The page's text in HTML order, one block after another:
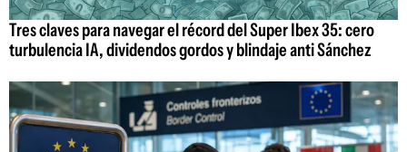
Tres claves para navegar el récord del Super Ibex 35: cero
turbulencia IA, dividendos gordos y blindaje anti Sánchez